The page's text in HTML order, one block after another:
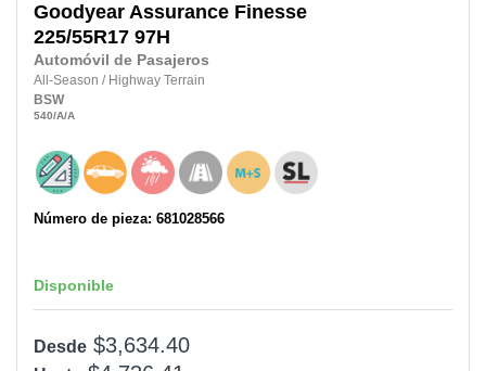
Goodyear Assurance Finesse
225/55R17 97H
Automóvil de Pasajeros
All-Season / Highway Terrain
BSW
540/A/A
Número de pieza: 681028566
Disponible
Desde $3,634.40